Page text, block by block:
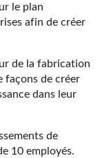
le plan
afin de créer
de la fabrication
façons de créer
dans leur
de
10 employés.